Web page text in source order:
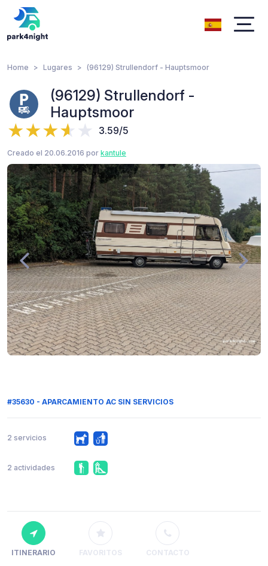
Home Lugares (96129) Strullendorf - Hauptsmoor
(96129) Strullendorf -
Hauptsmoor
3.59/5
Creado el 20.06.2016 por kantule
#35630 - APARCAMIENTO AC SIN SERVICIOS
2 servicios
2 actividades
ITINERARIO FAVORITOS CONTACTO